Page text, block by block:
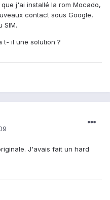
j'ai installé la rom Mocado,
contact sous Google,
SIM.
t- il une solution ?
J'avais fait un hard